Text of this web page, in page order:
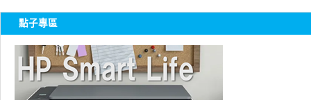
點子專區